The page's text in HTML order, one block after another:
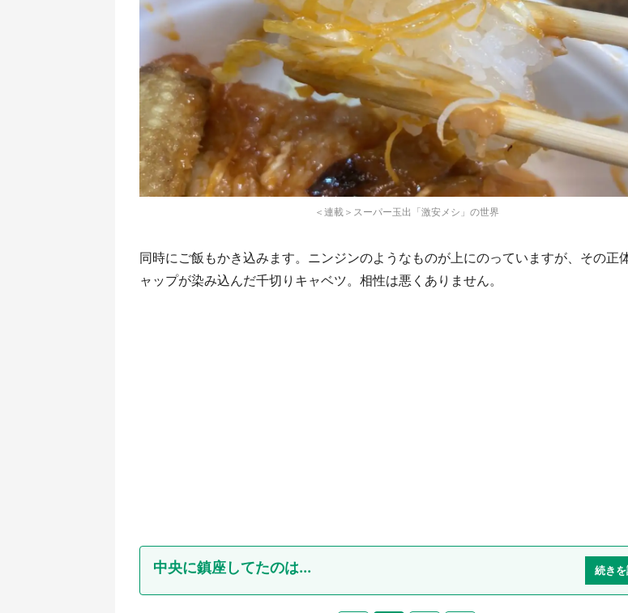
＜連載＞スーパー玉出「激安メシ」の世界
同時にご飯もかき込みます。ニンジンのようなものが上にのっていますが、その正
ャップが染み込んだ千切りキャベツ。相性は悪くありません。
中央に鎮座してたのは... 続き